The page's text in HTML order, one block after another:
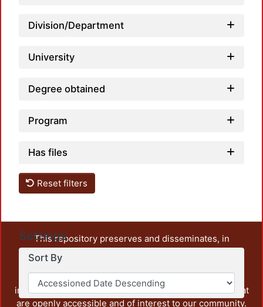
Division/Department
University
Degree obtained
Program
Has files
Reset filters
Settings
Sort By
This repository preserves and disseminates, in
unrestricted open access, the teaching and research
output of UAM Azcapotzalco. It also includes some
administrative and graphic documents from the
institution, as well as content from other institutions that
are openly accessible and of interest to our community.